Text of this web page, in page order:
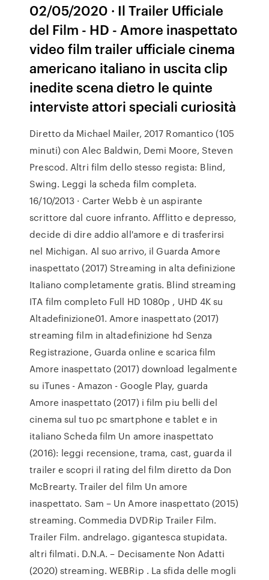
02/05/2020 · Il Trailer Ufficiale
del Film - HD - Amore inaspettato
video film trailer ufficiale cinema
americano italiano in uscita clip
inedite scena dietro le quinte
interviste attori speciali curiosità
Diretto da Michael Mailer, 2017 Romantico (105
minuti) con Alec Baldwin, Demi Moore, Steven
Prescod. Altri film dello stesso regista: Blind,
Swing. Leggi la scheda film completa.
16/10/2013 · Carter Webb è un aspirante
scrittore dal cuore infranto. Afflitto e depresso,
decide di dire addio all'amore e di trasferirsi
nel Michigan. Al suo arrivo, il Guarda Amore
inaspettato (2017) Streaming in alta definizione
Italiano completamente gratis. Blind streaming
ITA film completo Full HD 1080p , UHD 4K su
Altadefinizione01. Amore inaspettato (2017)
streaming film in altadefinizione hd Senza
Registrazione, Guarda online e scarica film
Amore inaspettato (2017) download legalmente
su iTunes - Amazon - Google Play, guarda
Amore inaspettato (2017) i film piu belli del
cinema sul tuo pc smartphone e tablet e in
italiano Scheda film Un amore inaspettato
(2016): leggi recensione, trama, cast, guarda il
trailer e scopri il rating del film diretto da Don
McBrearty. Trailer del film Un amore
inaspettato. Sam – Un Amore inaspettato (2015)
streaming. Commedia DVDRip Trailer Film.
Trailer Film. andrelago. gigantesca stupidata.
altri filmati. D.N.A. – Decisamente Non Adatti
(2020) streaming. WEBRip . La sfida delle mogli